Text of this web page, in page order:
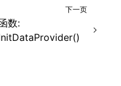
下一页
数: